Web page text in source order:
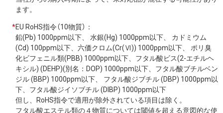
ます。
*EU RoHS指令（10物質）：
鉛(Pb) 1000ppm以下、 水銀(Hg) 1000ppm以下、 カドミウム
(Cd) 100ppm以下、六価クロム(Cr(Ⅵ)) 1000ppm以下、 ポリ臭
化ビフェニル類(PBB) 1000ppm以下、フタル酸ビス(2-エチルヘ
キシル) (DEHP)(別名：DOP) 1000ppm以下、フタル酸ブチルベン
ジル (BBP) 1000ppm以下、 フタル酸ジブチル (DBP) 1000ppm以
下、フタル酸ジイソブチル (DIBP) 1000ppm以下
但し、RoHS指令で適用が除外されている項目は除く。
フタル酸エステル類の４物質については閾値を超える意図的な使